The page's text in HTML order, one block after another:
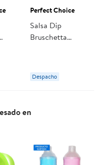
Perfect Choice
Salsa Dip
Bruschetta
Perfect Choice
Despacho
en